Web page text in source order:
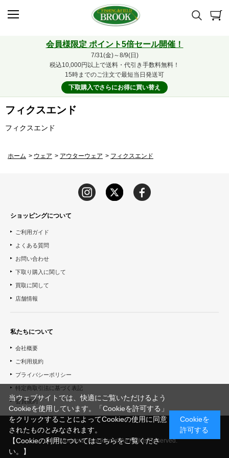
会員様限定 ポイント5倍セール開催！
7/31(金)～8/9(日)
税込10,000円以上で送料・代引き手数料無料！
15時までのご注文で最短当日発送可
下取購入でさらにお得に買い替え
フィクスエンド
フィクスエンド
ホーム > ウェア > アウターウェア > フィクスエンド
ショッピングについて
ご利用ガイド
よくある質問
お問い合わせ
下取り購入に関して
買取に関して
店舗情報
私たちについて
会社概要
ご利用規約
プライバシーポリシー
特定商取引法に基づく表記
会員規約
© "Morinoie_Brook.com" All Rights Reserved.
当ウェブサイトでは、快適にご覧いただけるよう
Cookieを使用しています。「Cookieを許可する」
をクリックすることによってCookieの使用に同意
されたものとみなされます。
【Cookieの利用についてはこちらをご覧くださ
い。】
Cookieを
許可する